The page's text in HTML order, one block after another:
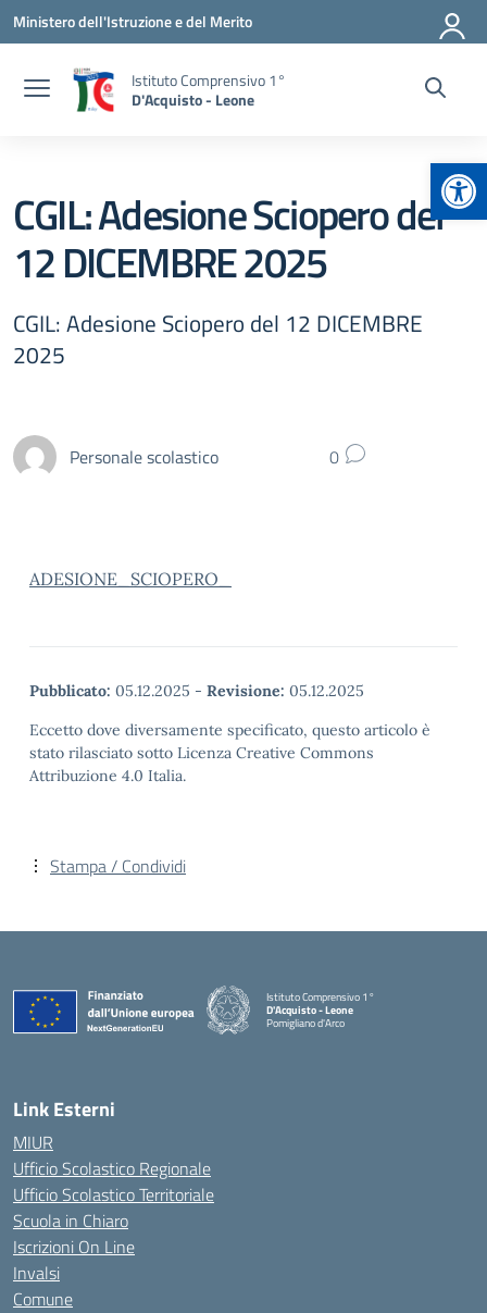
Vai ai contenuti
Vai al menu di navigazione
Vai al footer
Ministero dell'Istruzione e del Merito
Istituto Comprensivo 1°
D'Acquisto - Leone
CGIL: Adesione Sciopero del
12 DICEMBRE 2025
CGIL: Adesione Sciopero del 12 DICEMBRE
2025
Personale scolastico 0
ADESIONE_SCIOPERO_
Pubblicato: 05.12.2025 - Revisione: 05.12.2025
Eccetto dove diversamente specificato, questo articolo è
stato rilasciato sotto Licenza Creative Commons
Attribuzione 4.0 Italia.
Stampa / Condividi
Istituto Comprensivo 1°
D'Acquisto - Leone
Pomigliano d'Arco
— Visita la pagina iniziale della scuola
Link Esterni
MIUR
Ufficio Scolastico Regionale
Ufficio Scolastico Territoriale
Scuola in Chiaro
Iscrizioni On Line
Invalsi
Comune